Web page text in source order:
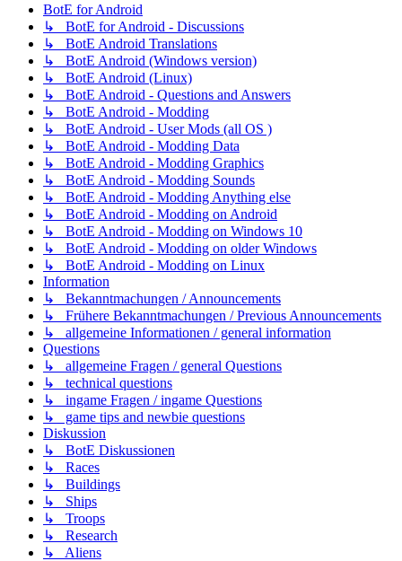
BotE for Android
↳ BotE for Android - Discussions
↳ BotE Android Translations
↳ BotE Android (Windows version)
↳ BotE Android (Linux)
↳ BotE Android - Questions and Answers
↳ BotE Android - Modding
↳ BotE Android - User Mods (all OS )
↳ BotE Android - Modding Data
↳ BotE Android - Modding Graphics
↳ BotE Android - Modding Sounds
↳ BotE Android - Modding Anything else
↳ BotE Android - Modding on Android
↳ BotE Android - Modding on Windows 10
↳ BotE Android - Modding on older Windows
↳ BotE Android - Modding on Linux
Information
↳ Bekanntmachungen / Announcements
↳ Frühere Bekanntmachungen / Previous Announcements
↳ allgemeine Informationen / general information
Questions
↳ allgemeine Fragen / general Questions
↳ technical questions
↳ ingame Fragen / ingame Questions
↳ game tips and newbie questions
Diskussion
↳ BotE Diskussionen
↳ Races
↳ Buildings
↳ Ships
↳ Troops
↳ Research
↳ Aliens